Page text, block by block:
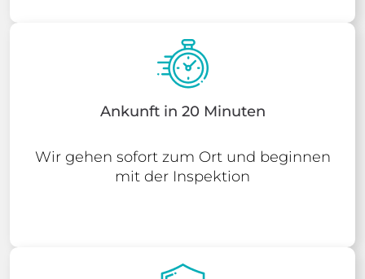
Ankunft in 20 Minuten
Wir gehen sofort zum Ort und beginnen
mit der Inspektion